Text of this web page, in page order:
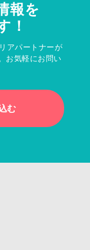
報を
！
アパートナーが
お気軽にお問い
む